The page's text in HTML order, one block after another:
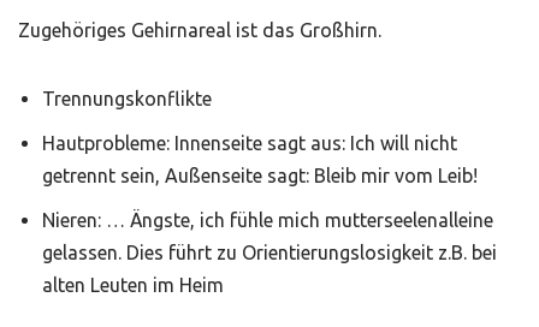
Zugehöriges Gehirnareal ist das Großhirn.
Trennungskonflikte
Hautprobleme: Innenseite sagt aus: Ich will nicht
getrennt sein, Außenseite sagt: Bleib mir vom Leib!
Nieren: … Ängste, ich fühle mich mutterseelenalleine
gelassen. Dies führt zu Orientierungslosigkeit z.B. bei
alten Leuten im Heim